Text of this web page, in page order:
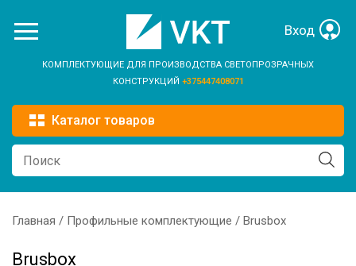
КОМПЛЕКТУЮЩИЕ ДЛЯ ПРОИЗВОДСТВА СВЕТОПРОЗРАЧНЫХ
КОНСТРУКЦИЙ +375447408071
Каталог товаров
Вход
Главная / Профильные комплектующие / Brusbox
Brusbox